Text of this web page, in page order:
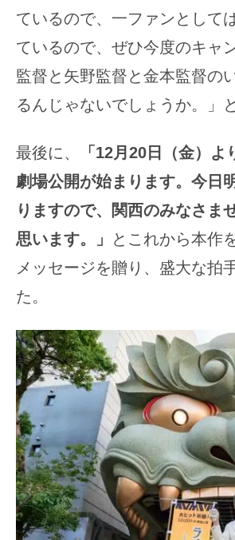
ているので、一ファンとして
ているので、ぜひ今度のキャ
監督と矢野監督と金本監督の
るんじゃないでしょうか。」
最後に、
「12月20日（金）
劇場公開が始まります。今日
りますので、関西のみなさま
思います。」
とこれから本作
メッセージを贈り、盛大な拍
た。